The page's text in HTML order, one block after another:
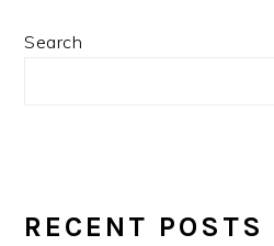
PRIMARY
Search
RECENT POSTS